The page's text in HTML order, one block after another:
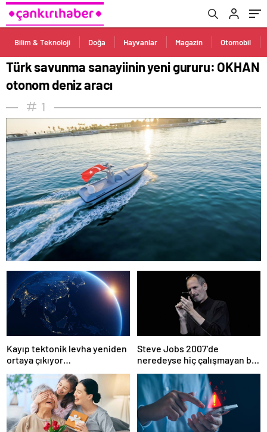
Bilim & Teknoloji Doğa Hayvanlar Magazin Otomobil
Türk savunma sanayiinin yeni gururu: OKHAN
otonom deniz aracı
1
Kayıp tektonik levha yeniden
ortaya çıkıyor…
Steve Jobs 2007’de
neredeyse hiç çalışmayan bir
kurtaran bu senaryo oldu!